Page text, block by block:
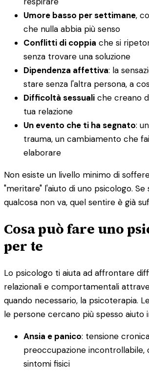
Umore basso per settimane,
che nulla abbia più senso
Conflitti di coppia che si
senza trovare una soluzione
Dipendenza affettiva: la
stare senza l'altra persona, a
Difficoltà sessuali che creano
tua relazione
Un evento che ti ha segnato:
trauma, un cambiamento che
elaborare
Non esiste un livello minimo di
"meritare" l'aiuto di uno psicologo. Se
qualcosa non va, quel sentire è già
Cosa può fare uno
per te
Lo psicologo ti aiuta ad affrontare
relazionali e comportamentali
quando necessario, la psicoterapia.
le persone cercano più spesso aiuto
Ansia e panico: tensione
preoccupazione incontrollabile,
sintomi fisici